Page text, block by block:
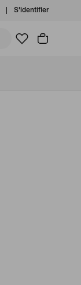
S'identifier